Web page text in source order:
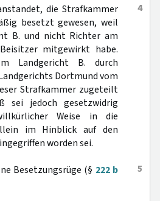
4
die Strafkammer
besetzt gewesen, weil
B. und nicht Richter am
mitgewirkt habe.
Landgericht B. durch
Dortmund vom
Strafkammer zugeteilt
sei jedoch gesetzwidrig
Weise in die
im Hinblick auf den
worden sei.
5
Besetzungsrüge (§ 222 b